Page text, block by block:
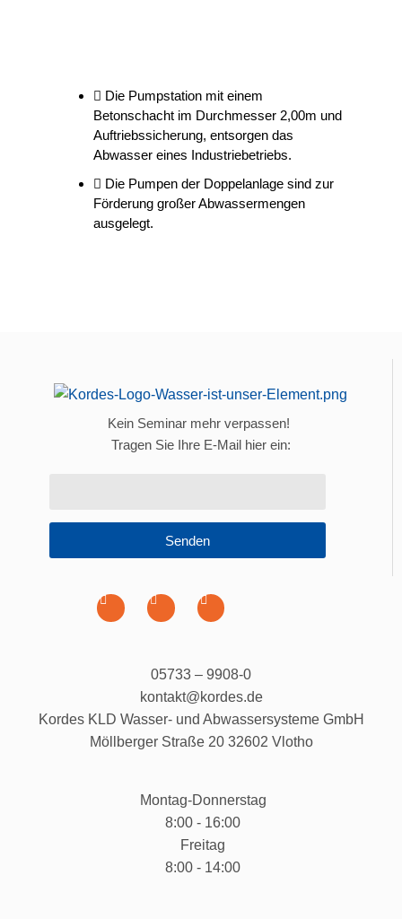
Die Pumpstation mit einem
Betonschacht im Durchmesser 2,00m und
Auftriebssicherung, entsorgen das
Abwasser eines Industriebetriebs.
Die Pumpen der Doppelanlage sind zur
Förderung großer Abwassermengen
ausgelegt.
Kein Seminar mehr verpassen!
Tragen Sie Ihre E-Mail hier ein:
Senden
05733 – 9908-0
kontakt@kordes.de
Kordes KLD Wasser- und Abwassersysteme GmbH
Möllberger Straße 20 32602 Vlotho
Montag-Donnerstag
8:00 - 16:00
Freitag
8:00 - 14:00